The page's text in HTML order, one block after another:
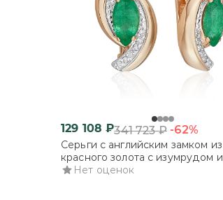
129 108 ₽341 723₽ -62%
Серьги с английским замком из
красного золота с изумрудом и
бриллиантами
Нет оценок